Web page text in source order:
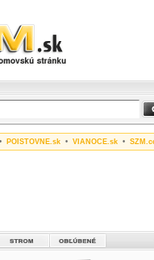
POISTOVNE.sk • VIANOCE.sk •